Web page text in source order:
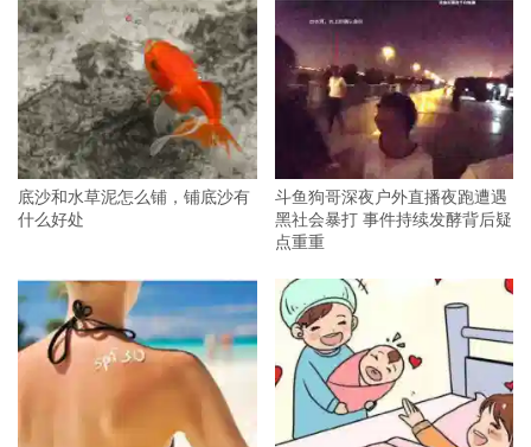
底沙和水草泥怎么铺，铺底沙有
什么好处
斗鱼狗哥深夜户外直播夜跑遭遇
黑社会暴打 事件持续发酵背后疑
点重重